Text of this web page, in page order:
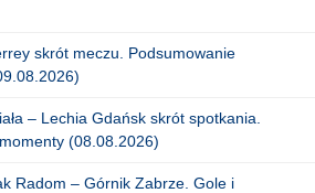
skrót meczu. Podsumowanie
– Lechia Gdańsk skrót spotkania.
(08.08.2026)
Radom – Górnik Zabrze. Gole i